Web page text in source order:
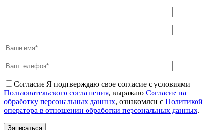
Согласие Я подтверждаю свое согласие с условиями
Пользовательского соглашения, выражаю Согласие на
обработку персональных данных, ознакомлен с Политикой
оператора в отношении обработки персональных данных.